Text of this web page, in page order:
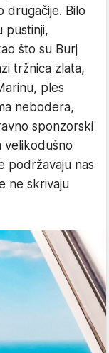
drugačije. Bilo
pustinji,
što su Burj
tržnica zlata,
ples
nebodera,
sponzorski
velikodušno
podržavaju nas
ne skrivaju